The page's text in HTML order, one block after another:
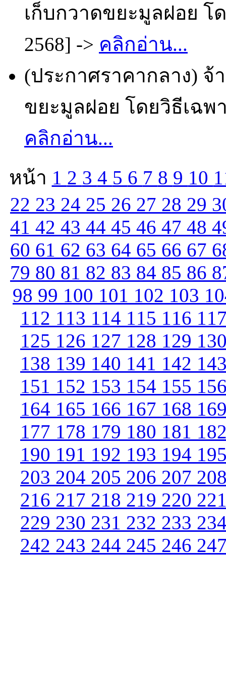
เก็บกวาดขยะมูลฝอย โ
2568] -> คลิกอ่าน...
(ประกาศราคากลาง) จ้
ขยะมูลฝอย โดยวิธีเฉพ
คลิกอ่าน...
หน้า 1 2 3 4 5 6 7 8 9 10
22 23 24 25 26 27 28 29
41 42 43 44 45 46 47 48
60 61 62 63 64 65 66 67
79 80 81 82 83 84 85 86
98 99 100 101 102 103
112 113 114 115 116
125 126 127 128 129
138 139 140 141 142
151 152 153 154 155
164 165 166 167 168
177 178 179 180 181
190 191 192 193 194
203 204 205 206 207
216 217 218 219 220
229 230 231 232 233
242 243 244 245 246